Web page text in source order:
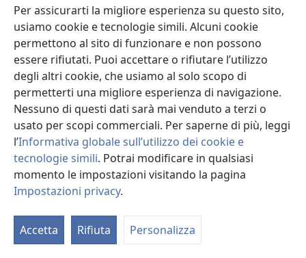
Per assicurarti la migliore esperienza su questo sito,
usiamo cookie e tecnologie simili. Alcuni cookie
permettono al sito di funzionare e non possono
essere rifiutati. Puoi accettare o rifiutare l’utilizzo
degli altri cookie, che usiamo al solo scopo di
permetterti una migliore esperienza di navigazione.
Nessuno di questi dati sarà mai venduto a terzi o
usato per scopi commerciali. Per saperne di più, leggi
l’Informativa globale sull’utilizzo dei cookie e
tecnologie simili. Potrai modificare in qualsiasi
momento le impostazioni visitando la pagina
Impostazioni privacy.
Accetta Rifiuta Personalizza
cattolico? La turba voleva saperlo. Compivano una
buona opera cristiana e ne avevano ogni diritto,
rispose la sorella Myers. Ben presto entrò in scena il
prete, il quale pretendevache le due Testimoni se
ne andassero immediatamente. Ma la giovane
pioniera, che quando era cattolica era stata l’amica
proprio di quel prete, gli chiese di indicarle dov’era
scritto nella Bibbia che lei non doveva predicare la
“buona notizia”. Questa volta fu lui a infuriarsi. Dopo
tutto, aveva messo il suo amico d’un tempo
nell’imbarazzo di fronte a quei giovani teppisti.
La situazione era quasi comica, ma quello che seguì
no. Quando le due sorelle si voltarono per andarsene, i
ragazzi cominciarono a colpirle con palle di fango
pieno di sassi. E questo finché le due cristiane furono